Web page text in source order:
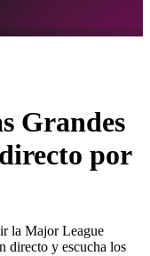
Grandes
por
la Major League
directo y escucha los